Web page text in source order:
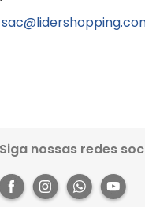
Siga nossas redes